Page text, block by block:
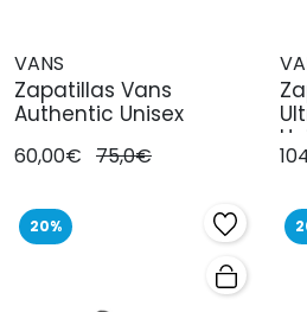
VANS
Zapatillas Vans
Authentic Unisex
60,00€ 75,0€
20%